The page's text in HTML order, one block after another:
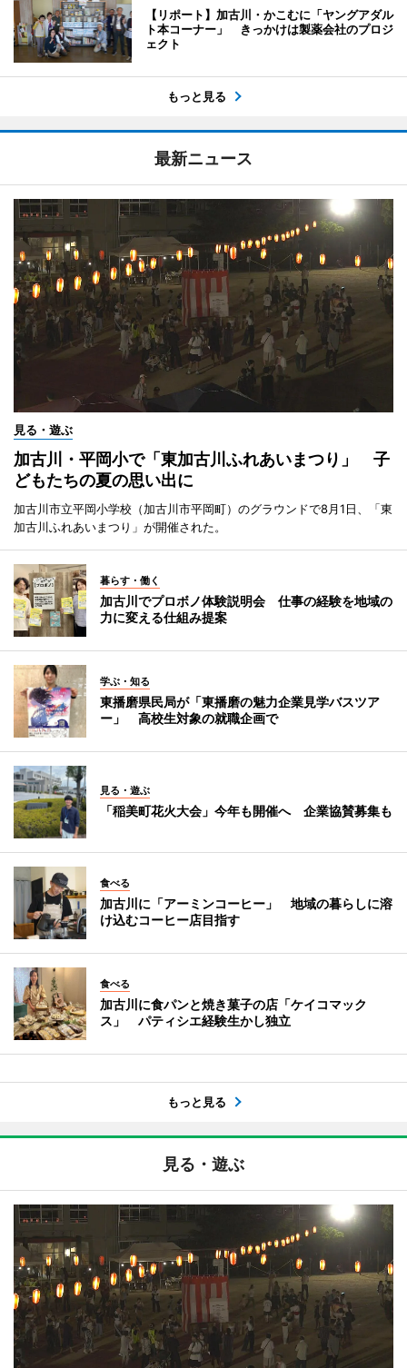
【リポート】加古川・かこむに「ヤングアダル
ト本コーナー」 きっかけは製薬会社のプロジ
ェクト
もっと見る
最新ニュース
見る・遊ぶ
加古川・平岡小で「東加古川ふれあいまつり」 子
どもたちの夏の思い出に
加古川市立平岡小学校（加古川市平岡町）のグラウンドで8月1日、「東
加古川ふれあいまつり」が開催された。
暮らす・働く
加古川でプロボノ体験説明会 仕事の経験を地域の
力に変える仕組み提案
学ぶ・知る
東播磨県民局が「東播磨の魅力企業見学バスツア
ー」 高校生対象の就職企画で
見る・遊ぶ
「稲美町花火大会」今年も開催へ 企業協賛募集も
食べる
加古川に「アーミンコーヒー」 地域の暮らしに溶
け込むコーヒー店目指す
食べる
加古川に食パンと焼き菓子の店「ケイコマック
ス」 パティシエ経験生かし独立
もっと見る
見る・遊ぶ